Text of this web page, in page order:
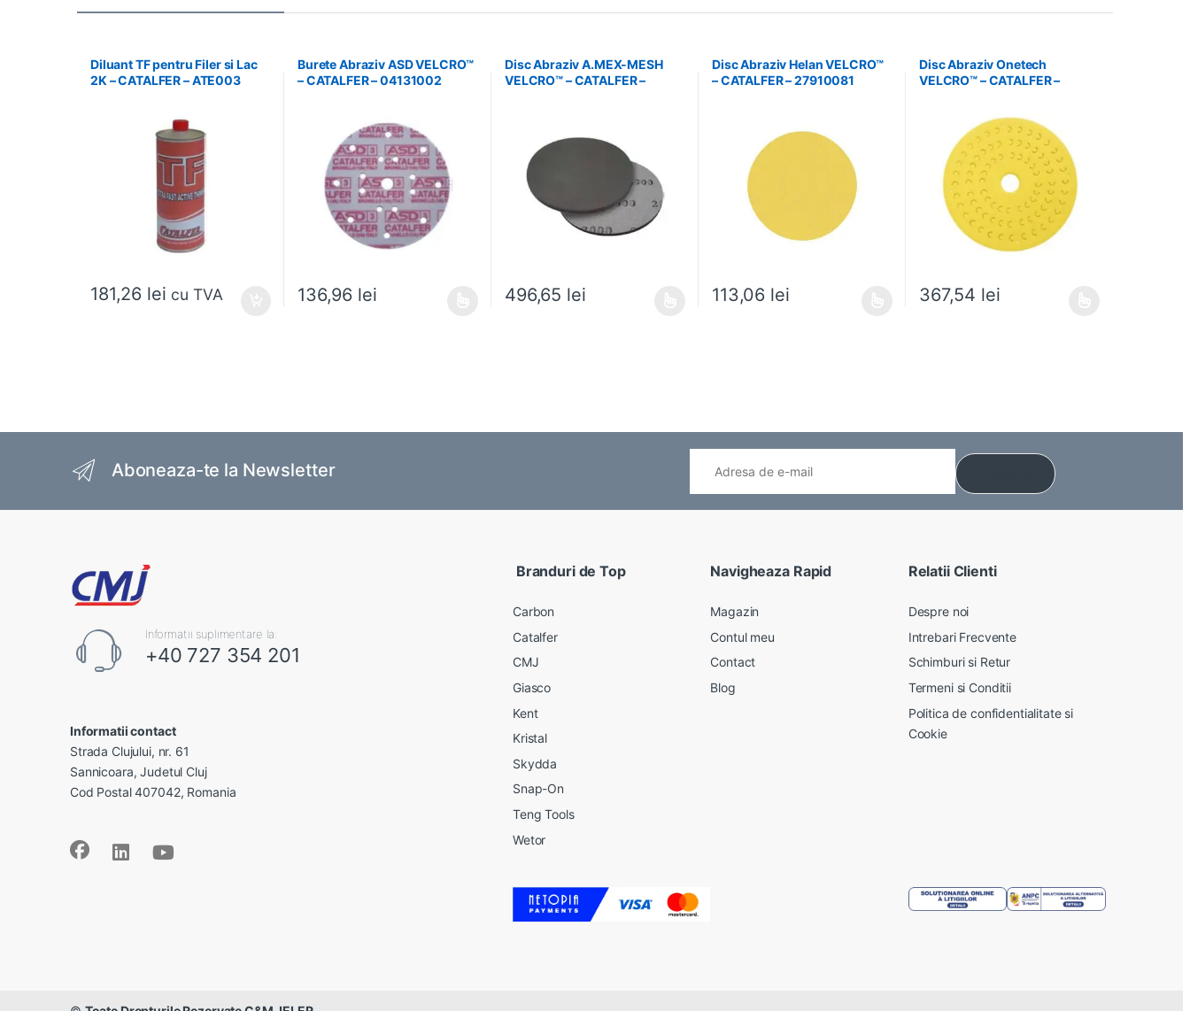
Diluant TF pentru Filer si Lac
2K – CATALFER – ATE003
181,26 lei cu TVA
Burete Abraziv ASD VELCRO™
– CATALFER – 04131002
136,96 lei
Acest produs are mai multe variații. Opțiunile pot fi alese în pagina produsului.
Disc Abraziv A.MEX-MESH
VELCRO™ – CATALFER –
496,65 lei
Acest produs are mai multe variații. Opțiunile pot fi alese în pagina produsului.
Disc Abraziv Helan VELCRO™
– CATALFER – 27910081
113,06 lei
Acest produs are mai multe variații. Opțiunile pot fi alese în pagina produsului.
Disc Abraziv Onetech
VELCRO™ – CATALFER –
367,54 lei
Acest produs are mai multe variații. Opțiunile
Aboneaza-te la Newsletter
Informatii suplimentare la:
+40 727 354 201
Informatii contact
Strada Clujului, nr. 61
Sannicoara, Judetul Cluj
Cod Postal 407042, Romania
Branduri de Top
Carbon
Catalfer
CMJ
Giasco
Kent
Kristal
Skydda
Snap-On
Teng Tools
Wetor
Navigheaza Rapid
Magazin
Contul meu
Contact
Blog
Relatii Clienti
Despre noi
Intrebari Frecvente
Schimburi si Retur
Termeni si Conditii
Politica de confidentialitate si
Cookie